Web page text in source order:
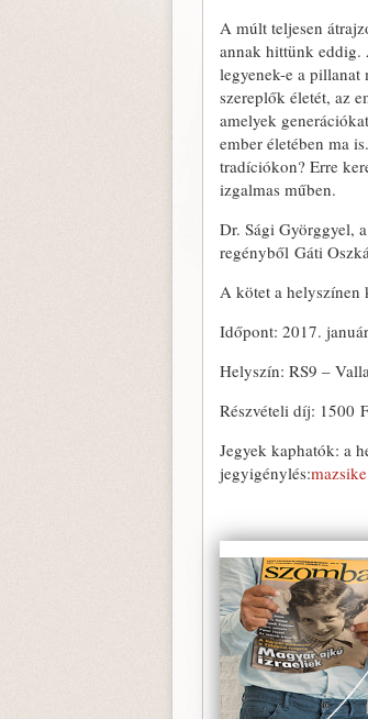
A múlt teljesen
annak hittünk eddig.
legyenek-e a pillanat
szereplők életét, az
amelyek
ember életében ma
tradíciókon? Erre
izgalmas műben.
Dr. Sági Györggyel,
regényből Gáti
A kötet a helyszínen
Időpont: 2017.
Helyszín: RS9 –
Részvételi díj: 1500
Jegyek kaphatók: a
jegyigénylés: